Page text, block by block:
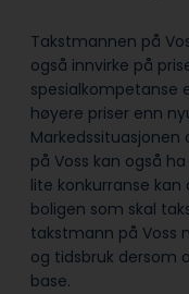
Takstmannen på
også innvirke på
spesialkompetanse
høyere priser enn
på Voss kan også
lite konkurranse
boligen som skal
takstmann på Voss
og tidsbruk dersom
base.